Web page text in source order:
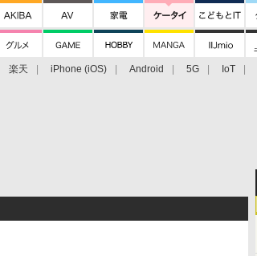
楽天 iPhone (iOS) Android 5G IoT